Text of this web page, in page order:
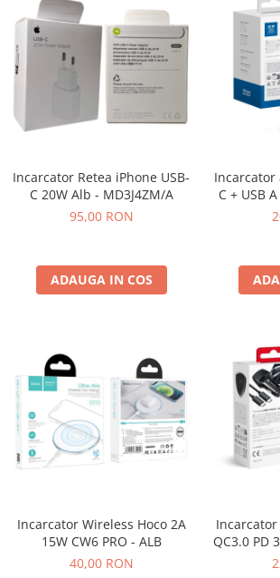
BP4K / Redmi Note 12 Pro 5G / Poco
x5 Pro 5G / Poco F5 5G
Acumulatori Pentru OPPO
ACUMULATORI OPPO COMPATIBILI
Acumulatori pentru Huawei
ACUMULATORI HUAWEI
ACUMULATORI HUAWEI SERVICE
PACK
Acumulatori Pentru Iphone
ACUMULATORI IPHONE SERVICE
PACK
ACUMULATORI NOKIA COMPATIBILI
Acumulatori Pentru Samsung
ACUMULATORI SAMSUNG
COMPATIBIL
ACUMULATORI SAMSUNG SERVICE
PACK
Cabluri de Date si Casti
Cablu IPHONE
Incarcator Retea iPhone USB-
C 20W Alb - MD3J4ZM/A
95,00 RON
ADAUGA IN COS
Incarcator
C + USB
3A
Incarcator Wireless Hoco 2A
15W CW6 PRO - ALB
40,00 RON
Incarcator
QC3.0 PD
C la